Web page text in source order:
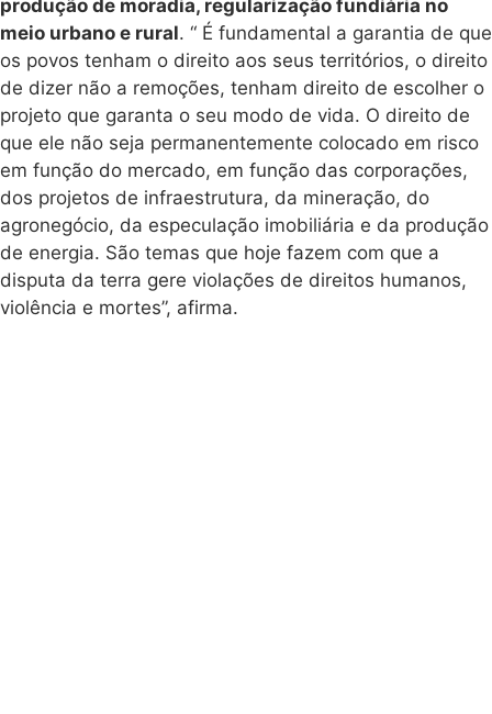
produção de moradia, regularização fundiária no
meio urbano e rural. “ É fundamental a garantia de que
os povos tenham o direito aos seus territórios, o direito
de dizer não a remoções, tenham direito de escolher o
projeto que garanta o seu modo de vida. O direito de
que ele não seja permanentemente colocado em risco
em função do mercado, em função das corporações,
dos projetos de infraestrutura, da mineração, do
agronegócio, da especulação imobiliária e da produção
de energia. São temas que hoje fazem com que a
disputa da terra gere violações de direitos humanos,
violência e mortes”, afirma.